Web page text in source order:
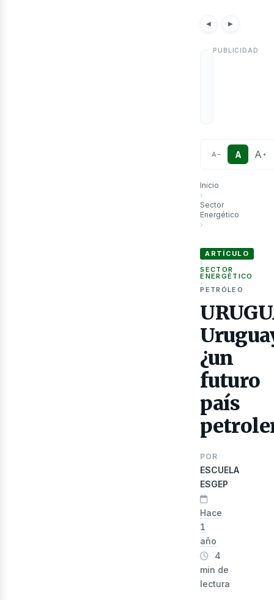
◀
Noticias Artículos
▶
A − A A +
Inicio
›
Sector
Energético
›
ARTÍCULO
›
SECTOR
ENERGÉTICO
›
PETRÓLEO
¿un
futuro
país
POR
ESCUELA
ESGEP
Hace
1
año
4
min de
lectura